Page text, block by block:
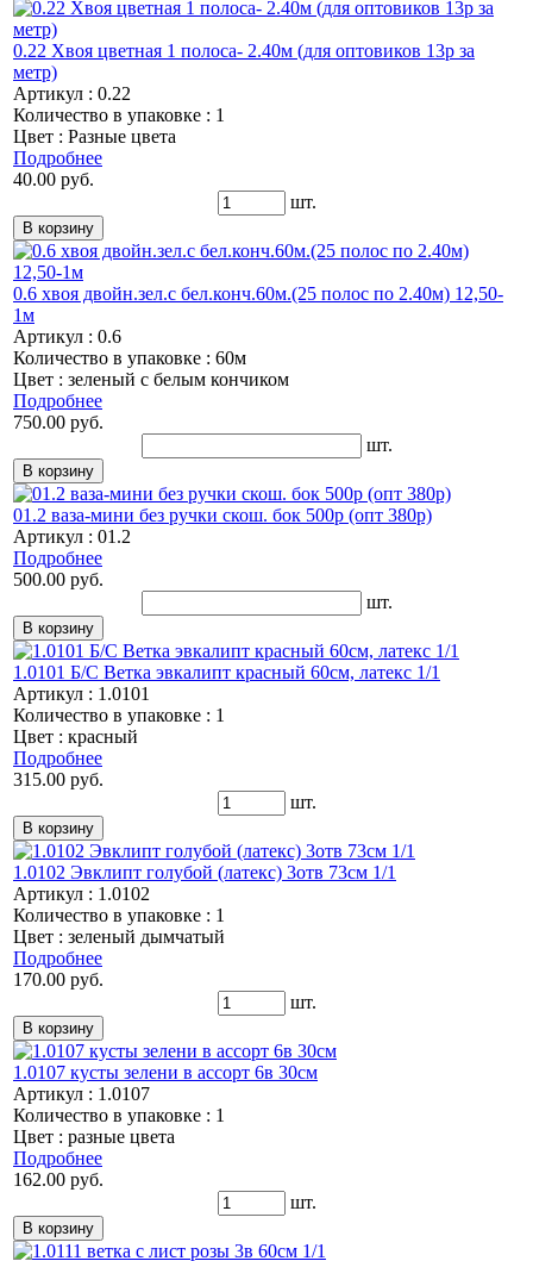
0.22 Хвоя цветная 1 полоса- 2.40м (для оптовиков 13р за
метр)
Артикул : 0.22
Количество в упаковке : 1
Цвет : Разные цвета
Подробнее
40.00 руб.
шт.
0.6 хвоя двойн.зел.с бел.конч.60м.(25 полос по 2.40м) 12,50-
1м
Артикул : 0.6
Количество в упаковке : 60м
Цвет : зеленый с белым кончиком
Подробнее
750.00 руб.
шт.
01.2 ваза-мини без ручки скош. бок 500р (опт 380р)
Артикул : 01.2
Подробнее
500.00 руб.
шт.
1.0101 Б/С Ветка эвкалипт красный 60см, латекс 1/1
Артикул : 1.0101
Количество в упаковке : 1
Цвет : красный
Подробнее
315.00 руб.
шт.
1.0102 Эвклипт голубой (латекс) 3отв 73см 1/1
Артикул : 1.0102
Количество в упаковке : 1
Цвет : зеленый дымчатый
Подробнее
170.00 руб.
шт.
1.0107 кусты зелени в ассорт 6в 30см
Артикул : 1.0107
Количество в упаковке : 1
Цвет : разные цвета
Подробнее
162.00 руб.
шт.